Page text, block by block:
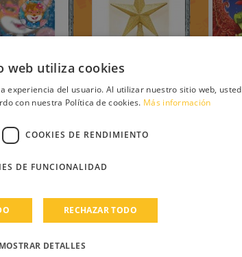
web utiliza cookies
experiencia del usuario. Al utilizar nuestro sitio web, usted
con nuestra Política de cookies. Más información
COOKIES DE RENDIMIENTO
DE FUNCIONALIDAD
RECHAZAR TODO
MOSTRAR DETALLES